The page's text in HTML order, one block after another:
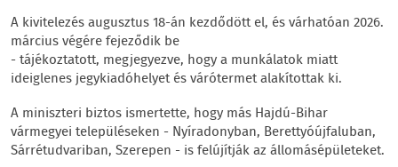
A kivitelezés augusztus 18-án kezdődött el, és várhatóan 2026.
március végére fejeződik be
- tájékoztatott, megjegyezve, hogy a munkálatok miatt
ideiglenes jegykiadóhelyet és várótermet alakítottak ki.
A miniszteri biztos ismertette, hogy más Hajdú-Bihar
vármegyei településeken - Nyíradonyban, Berettyóújfaluban,
Sárrétudvariban, Szerepen - is felújítják az állomásépületeket.